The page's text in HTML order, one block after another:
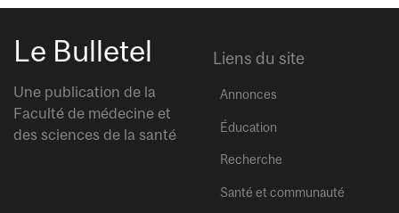
Le Bulletel
Une publication de la
Faculté de médecine et
des sciences de la santé
Liens du site
Annonces
Éducation
Recherche
Santé et communauté